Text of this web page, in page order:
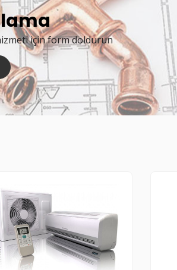
için form doldurun